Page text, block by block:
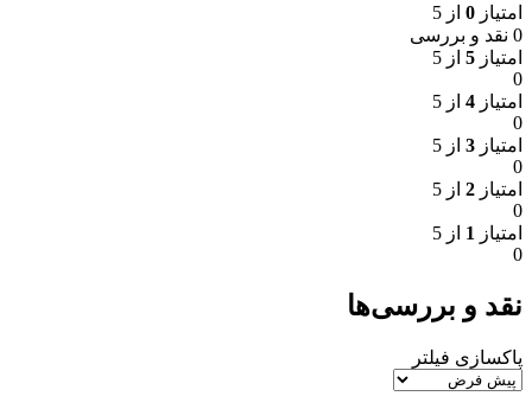
امتیاز 0 از 5
0 نقد و بررسی
امتیاز 5 از 5
0
امتیاز 4 از 5
0
امتیاز 3 از 5
0
امتیاز 2 از 5
0
امتیاز 1 از 5
0
نقد و بررسی‌ها
پاکسازی فیلتر